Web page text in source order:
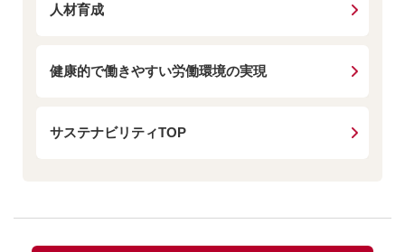
人材育成
健康的で働きやすい労働環境の実現
サステナビリティTOP